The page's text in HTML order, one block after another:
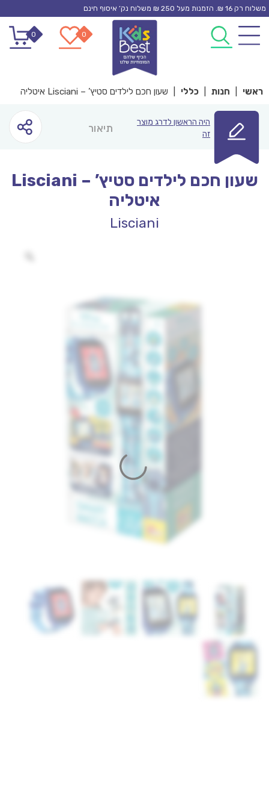
Skip
content
משלוח רק 16 ₪. הזמנות מעל 250 ₪ משלוח נק’ איסוף חינם
0
0
ראשי חנות כללי שעון חכם לילדים סטיץ’ – Lisciani איטליה
היה הראשון לדרג מוצר
זה
תיאור
שעון חכם לילדים סטיץ’ – Lisciani
איטליה
Lisciani